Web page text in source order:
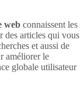
web connaissent les
des articles qui vous
et aussi de
améliorer le
globale utilisateur